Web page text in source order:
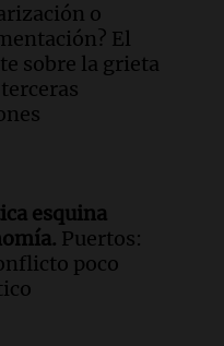
o
El
sobre la grieta
esquina
Puertos:
poco